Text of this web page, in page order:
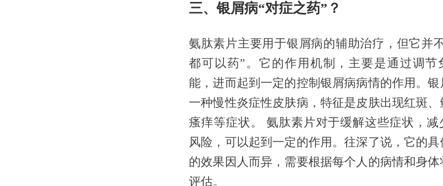
三、银屑病“对症之药”？
氨肽素片主要用于银屑病的辅助治疗，但它并
都可以药”。它的作用机制，主要是通过调节
能，进而起到一定的控制银屑病病情的作用。银
一种慢性炎症性皮肤病，特征是皮肤出现红斑、
瘙痒等症状。 氨肽素片对于缓解这些症状，减
风险，可以起到一定的作用。往深了说，它的具
的效果因人而异，需要根据每个人的病情和身体
评估。